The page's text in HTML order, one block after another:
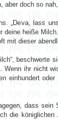
aber doch so
„Deva, lass
deine heiße
mit dieser
beschwerte
Wenn ihr nicht
einhundert
dass
die